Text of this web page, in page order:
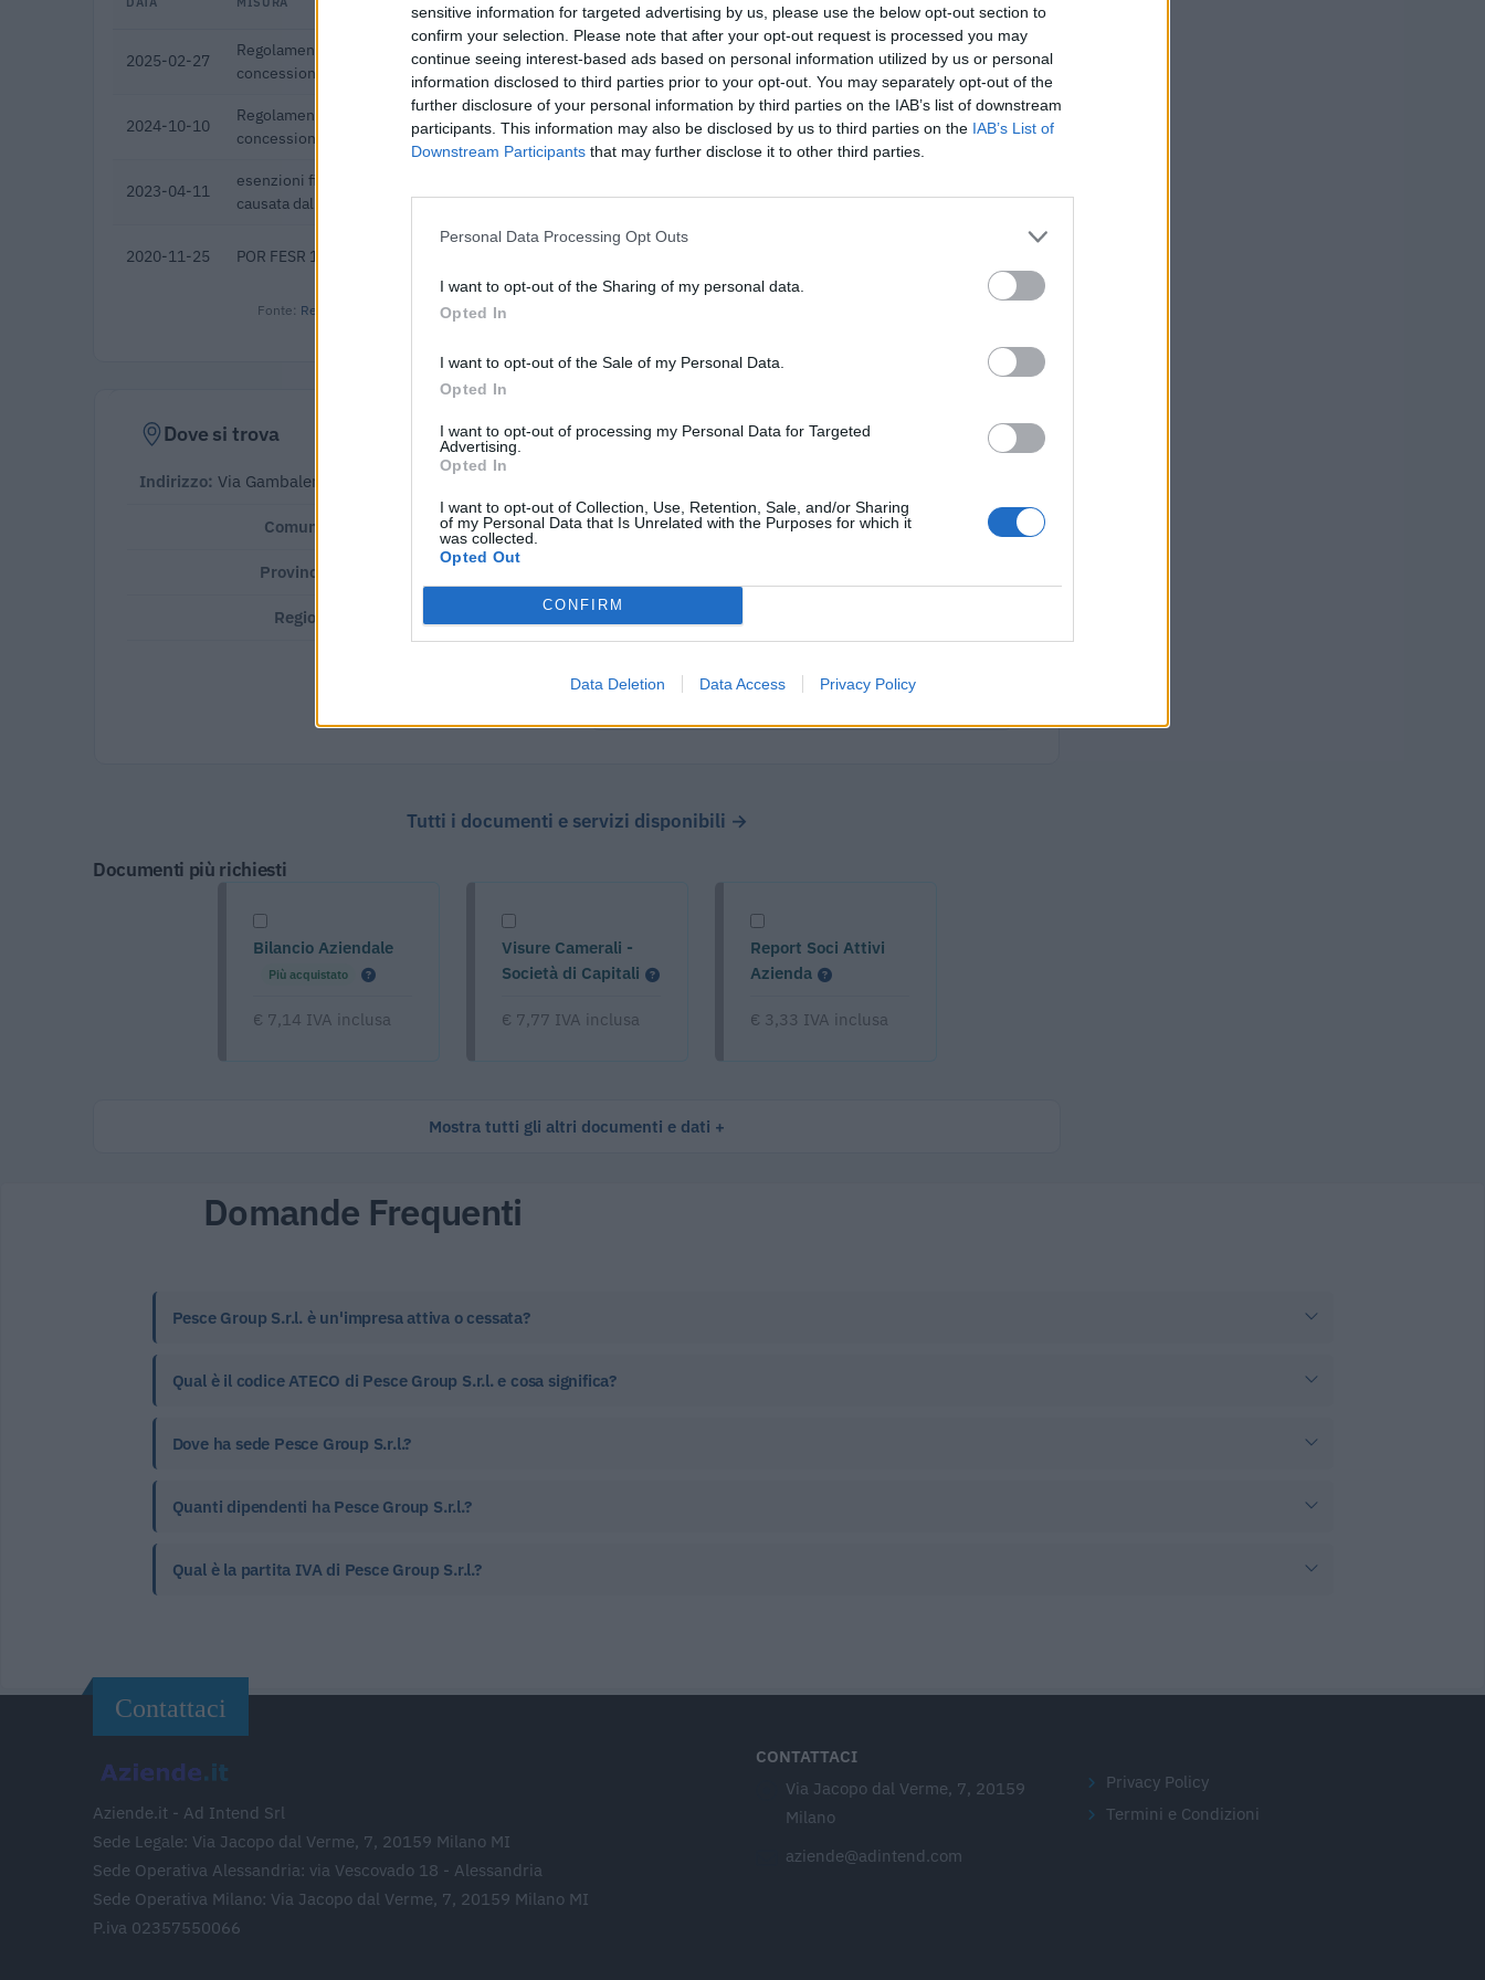
sensitive information for targeted advertising by us, please use the below opt-out section to
confirm your selection. Please note that after your opt-out request is processed you may
continue seeing interest-based ads based on personal information utilized by us or personal
information disclosed to third parties prior to your opt-out. You may separately opt-out of the
further disclosure of your personal information by third parties on the IAB’s list of downstream
participants. This information may also be disclosed by us to third parties on the IAB’s List of
Downstream Participants that may further disclose it to other third parties.
Personal Data Processing Opt Outs
I want to opt-out of the Sharing of my personal data.
Opted In
I want to opt-out of the Sale of my Personal Data.
Opted In
I want to opt-out of processing my Personal Data for Targeted
Advertising.
Opted In
I want to opt-out of Collection, Use, Retention, Sale, and/or Sharing
of my Personal Data that Is Unrelated with the Purposes for which it
was collected.
Opted Out
CONFIRM
Data Deletion Data Access Privacy Policy
CONCEDENTE
2025-02-27
Regolamento per i fondi interprofessionali per la formazione continua per la
concessioni di aiuti di stato esentati ai s
FONDIMPRESA 28.000 euro
2024-10-10
Regolamento per i fondi interprofessionali per la formazione continua per la
concessioni di aiuti di stato esentati ai s
FONDIMPRESA 2.481 euro
2023-04-11
esenzioni fiscali e crediti d'imposta adottati a seguito della crisi economica
causata dall'epidemia di COVID-19 [con mo
entrate
2020-11-25 POR FESR 14/20. BANDO PRISM-E
Fonte: Registro Nazionale Aiuti di Stato (RNA)
Dove si trova
Indirizzo: Via Gambalera Zona Industriale D/5 , 15122
Comune:
Provincia:
Regione:
Tutti i documenti e servizi disponibili →
Documenti più richiesti
Bilancio Aziendale
Più acquistato
€ 7,14 IVA inclusa
Visure Camerali -
Società di Capitali
€ 7,77 IVA inclusa
Report Soci Attivi
Azienda
€ 3,33 IVA inclusa
Mostra tutti gli altri documenti e dati
Domande Frequenti
Pesce Group S.r.l. è un'impresa attiva o cessata?
Qual è il codice ATECO di Pesce Group S.r.l. e cosa significa?
Dove ha sede Pesce Group S.r.l.?
Quanti dipendenti ha Pesce Group S.r.l.?
Qual è la partita IVA di Pesce Group S.r.l.?
Contattaci
Aziende.it - Ad Intend Srl
Sede Legale: Via Jacopo dal Verme, 7, 20159 Milano MI
Sede Operativa Alessandria: via Vescovado 18 - Alessandria
Sede Operativa Milano: Via Jacopo dal Verme, 7, 20159 Milano MI
P.iva 02357550066
CONTATTACI
Via Jacopo dal Verme, 7, 20159
Milano
aziende@adintend.com
Privacy Policy
Termini e Condizioni